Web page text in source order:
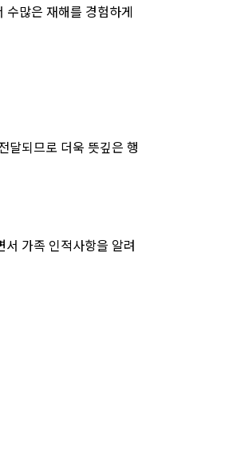
수많은 재해를 경험하게
달되므로 더욱 뜻깊은 행
가족 인적사항을 알려